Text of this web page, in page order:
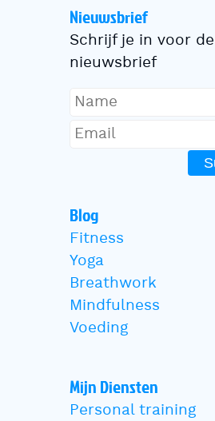
Nieuwsbrief
Schrijf je in voor de
nieuwsbrief
Blog
Fitness
Yoga
Breathwork
Mindfulness
Voeding
Mijn Diensten
Personal training